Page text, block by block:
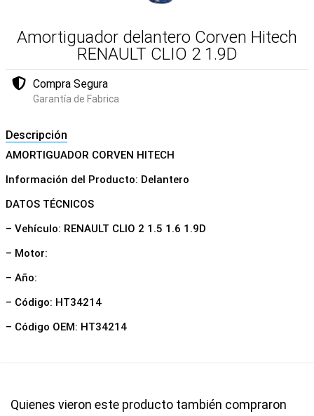
Amortiguador delantero Corven Hitech
RENAULT CLIO 2 1.9D
Compra Segura
Garantía de Fabrica
Descripción
AMORTIGUADOR CORVEN HITECH
Información del Producto: Delantero
DATOS TÉCNICOS
– Vehículo: RENAULT CLIO 2 1.5 1.6 1.9D
– Motor:
– Año:
– Código: HT34214
– Código OEM: HT34214
Quienes vieron este producto también compraron